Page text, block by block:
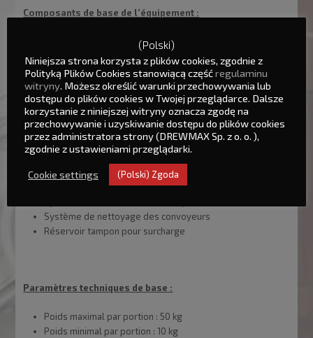
Composants de base de l’équipement :
Balance électronique de pesée brute
Doseur
Buse ouverte
Système de commande clair basé sur un automate
Siemens/Proface avec écran tactile
Entraînements de fabricants renommés
Équipements optionnels :
Système d’extraction du produit dans le sac
Système de nettoyage des convoyeurs
Réservoir tampon pour surcharge
Paramètres techniques de base :
Poids maximal par portion : 50 kg
Poids minimal par portion : 10 kg
(Polski)
Niniejsza strona korzysta z plików cookies, zgodnie z
Polityką Plików Cookies stanowiącą częśćregulaminu
witryny. Możesz określić warunki przechowywania lub
dostępu do plików cookies w Twojej przeglądarce. Dalsze
korzystanie z niniejszej witryny oznacza zgodę na
przechowywanie i uzyskiwanie dostępu do plików cookies
przez administratora strony (DREWMAX Sp. z o. o. ),
zgodnie z ustawieniami przeglądarki.
Cookie settings (Polski) Zgoda